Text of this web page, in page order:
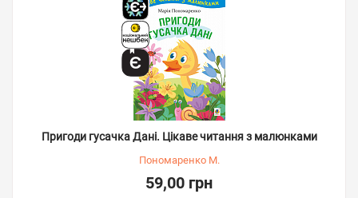
Пригоди гусачка Дані. Цікаве читання з малюнками
Пономаренко М.
59,00 грн